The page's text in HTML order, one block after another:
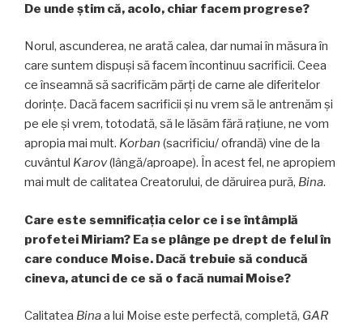
De unde știm că, acolo, chiar facem progrese?
Norul, ascunderea, ne arată calea, dar numai în măsura în
care suntem dispuși să facem încontinuu sacrificii. Ceea
ce înseamnă să sacrificăm părți de carne ale diferitelor
dorințe. Dacă facem sacrificii și nu vrem să le antrenăm şi
pe ele și vrem, totodată, să le lăsăm fără rațiune, ne vom
apropia mai mult. Korban (sacrificiu/ ofrandă) vine de la
cuvântul Karov(lângă/aproape). În acest fel, ne apropiem
mai mult de calitatea Creatorului, de dăruirea pură, Bina.
Care este semnificația celor ce i se întâmplă
profetei Miriam? Ea se plânge pe drept de felul în
care conduce Moise. Dacă trebuie să conducă
cineva, atunci de ce să o facă numai Moise?
Calitatea Binaa lui Moise este perfectă, completă, GAR